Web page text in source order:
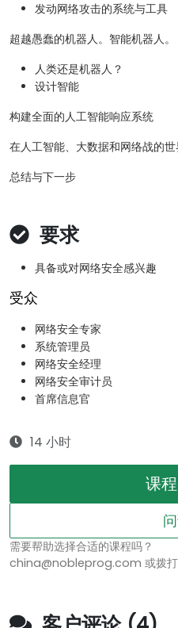
发动网络攻击的系统与工具
超越愚蠢的机器人。智能机器人。
人类还是机器人？
设计智能
构建全面的人工智能响应系统
在人工智能、大数据和网络战的
总结与下一步
要求
具备或对网络安全感兴趣
受众
网络安全专家
系统管理员
网络安全经理
网络安全审计员
首席信息官
14 小时
课
需要帮助选择合适的课程吗？
china@nobleprog.com 或拨打